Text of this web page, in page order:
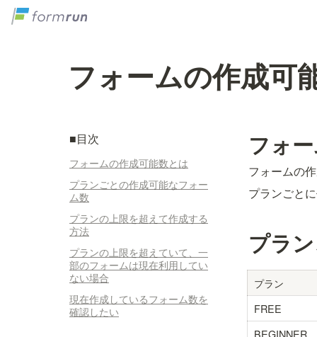
フォームの作成可
■目次
フォームの作成可能数とは
プランごとの作成可能なフォー
ム数
プランの上限を超えて作成する
方法
プランの上限を超えていて、一
部のフォームは現在利用してい
ない場合
現在作成しているフォーム数を
確認したい
フォ
フォームの
プランごと
プラ
プラン
FREE